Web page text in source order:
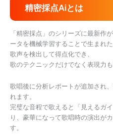
精密採点Aiとは
「精密採点」のシリーズに最新
ータを機械学習することで生まれ
歌声を検出して得点化でき、
歌のテクニックだけでなく表現力
歌唱後に分析レポートが追加され
れます。
完璧な音程で歌えると「見えるガ
り、豪華になって歌唱時の演出が
す。